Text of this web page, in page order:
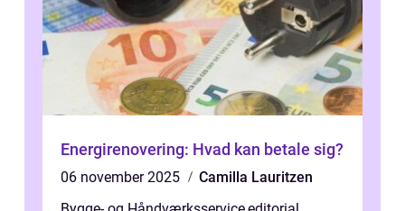
Energirenovering: Hvad kan betale sig?
06 november 2025
Camilla Lauritzen